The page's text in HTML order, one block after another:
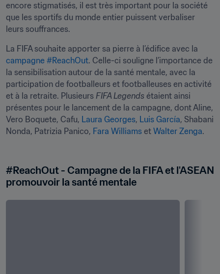
encore stigmatisés, il est très important pour la société
que les sportifs du monde entier puissent verbaliser
leurs souffrances.
campagne #ReachOut. Celle-ci souligne l’importance de
la sensibilisation autour de la santé mentale, avec la
participation de footballeurs et footballeuses en activité
et à la retraite. Plusieurs FIFA Legends étaient ainsi
présentes pour le lancement de la campagne, dont Aline,
Vero Boquete, Cafu, Laura Georges, Luis García, Shabani
Nonda, Patrizia Panico, Fara Williams et Walter Zenga.
#ReachOut - Campagne de la FIFA et l'ASEAN
promouvoir la santé mentale